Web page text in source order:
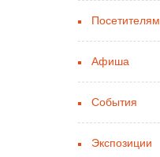
Посетителям
Афиша
События
Экспозиции